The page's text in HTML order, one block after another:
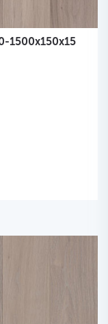
1500х150х15